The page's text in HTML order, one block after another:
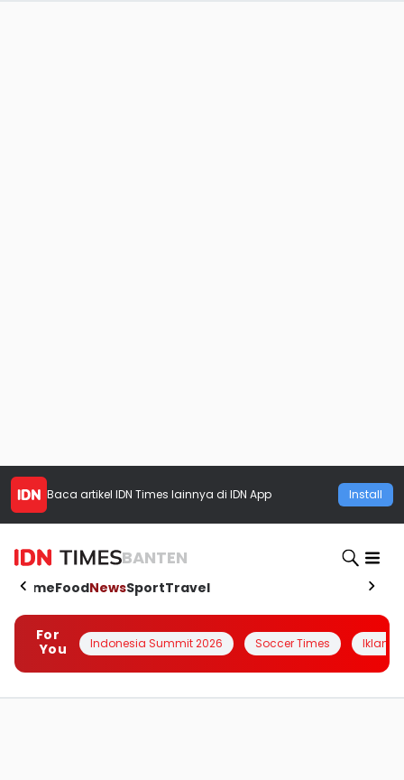
Baca artikel IDN Times lainnya di IDN App Install
BANTEN
HomeFoodNewsSportTravel
For
You
Indonesia Summit 2026 Soccer Times Iklanin